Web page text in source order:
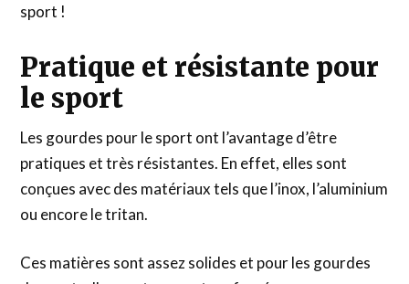
sport !
Pratique et résistante pour
le sport
Les gourdes pour le sport ont l’avantage d’être
pratiques et très résistantes. En effet, elles sont
conçues avec des matériaux tels que l’inox, l’aluminium
ou encore le tritan.
Ces matières sont assez solides et pour les gourdes